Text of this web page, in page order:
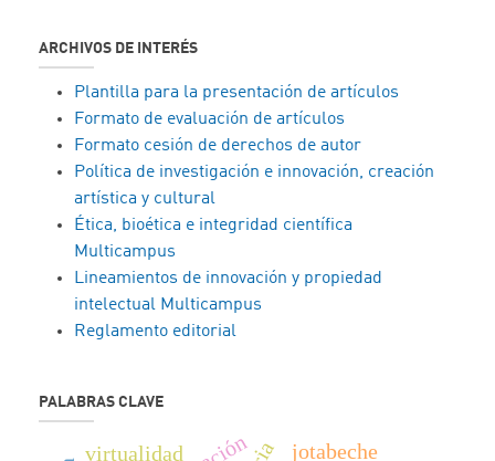
ARCHIVOS DE INTERÉS
Plantilla para la presentación de artículos
Formato de evaluación de artículos
Formato cesión de derechos de autor
Política de investigación e innovación, creación
artística y cultural
Ética, bioética e integridad científica
Multicampus
Lineamientos de innovación y propiedad
intelectual Multicampus
Reglamento editorial
PALABRAS CLAVE
virtualidad jotabeche